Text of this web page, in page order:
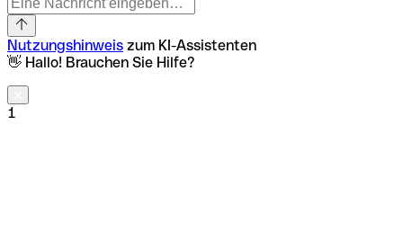
Nutzungshinweis zum KI-Assistenten
👋 Hallo! Brauchen Sie Hilfe?
1